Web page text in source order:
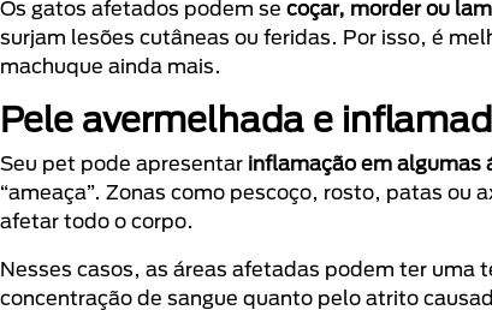
Os gatos afetados podem se coçar, morder ou
surjam lesões cutâneas ou feridas. Por isso, é
machuque ainda mais.
Pele avermelhada e
Seu pet pode apresentar inflamação em algumas
“ameaça”. Zonas como pescoço, rosto, patas ou
afetar todo o corpo.
Nesses casos, as áreas afetadas podem ter
concentração de sangue quanto pelo atrito